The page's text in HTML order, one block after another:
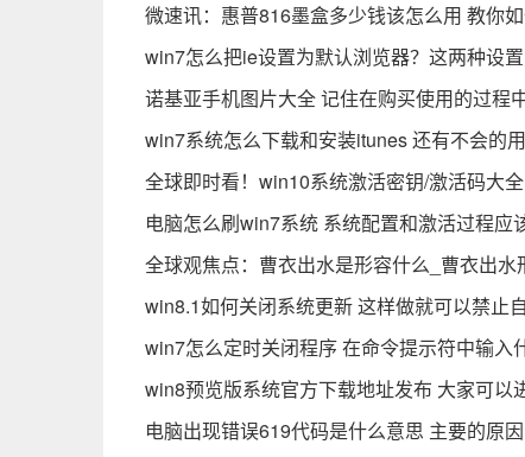
微速讯：惠普816墨盒多少钱该怎么用 教你
win7怎么把ie设置为默认浏览器？这两种设
诺基亚手机图片大全 记住在购买使用的过程
win7系统怎么下载和安装itunes 还有不会的
全球即时看！win10系统激活密钥/激活码大
电脑怎么刷win7系统 系统配置和激活过程应
全球观焦点：曹衣出水是形容什么_曹衣出
win8.1如何关闭系统更新 这样做就可以禁止
win7怎么定时关闭程序 在命令提示符中输入
win8预览版系统官方下载地址发布 大家可以
电脑出现错误619代码是什么意思 主要的原